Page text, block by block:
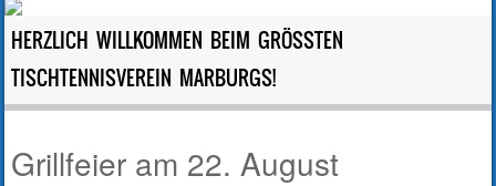
Skip to content
HERZLICH WILLKOMMEN BEIM GRÖSSTEN T
ISCHTENNISVEREIN MARBURGS!
Grillfeier am 22. August